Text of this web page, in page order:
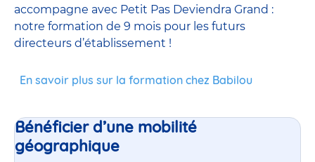
accompagne avec Petit Pas Deviendra Grand :
notre formation de 9 mois pour les futurs
directeurs d’établissement !
En savoir plus sur la formation chez Babilou
Bénéficier d’une mobilité
géographique